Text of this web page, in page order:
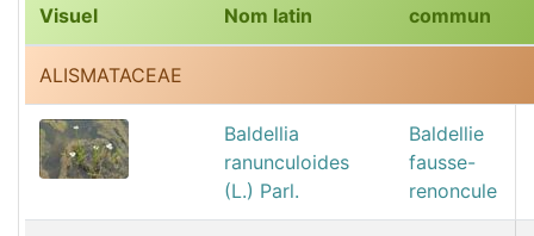
Visuel Nom latin
commun
ALISMATACEAE
Baldellia
ranunculoides
(L.) Parl.
Baldellie
fausse-
renoncule